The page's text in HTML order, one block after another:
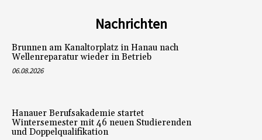
Nachrichten
Brunnen am Kanaltorplatz in Hanau nach
Wellenreparatur wieder in Betrieb
06.08.2026
Hanauer Berufsakademie startet
Wintersemester mit 46 neuen Studierenden
und Doppelqualifikation